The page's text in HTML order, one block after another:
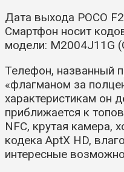
Дата выхода POCO
Смартфон носит
модели: M2004J11G
Телефон, названный
«флагманом за
характеристикам он
приближается к
NFC, крутая камера,
кодека AptX HD,
интересные